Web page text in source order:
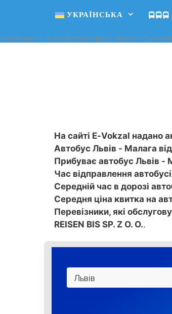
УКРАЇНСЬКА 🚍🚍🚍
Онлайн квитки на автобуси по Україні, Європі та
На сайті E-Vokzal надано
Автобус Львів - Малага
Прибуває автобус Львів -
Час відправлення
Середній час в дорозі
Середня ціна квитка на
Перевізники, які
REISEN BIS SP. Z O. O..